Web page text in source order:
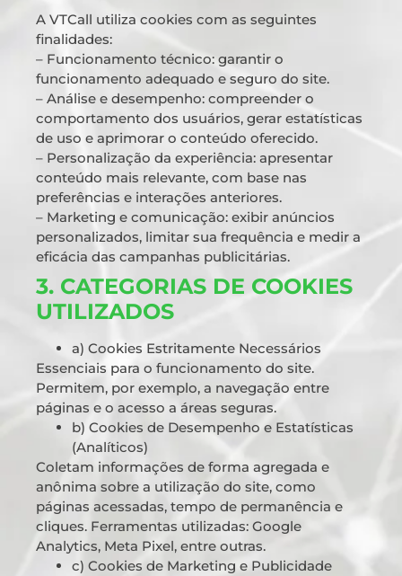
A VTCall utiliza cookies com as seguintes
finalidades:
– Funcionamento técnico: garantir o
funcionamento adequado e seguro do site.
– Análise e desempenho: compreender o
comportamento dos usuários, gerar estatísticas
de uso e aprimorar o conteúdo oferecido.
– Personalização da experiência: apresentar
conteúdo mais relevante, com base nas
preferências e interações anteriores.
– Marketing e comunicação: exibir anúncios
personalizados, limitar sua frequência e medir a
eficácia das campanhas publicitárias.
3. CATEGORIAS DE COOKIES
UTILIZADOS
a) Cookies Estritamente Necessários
Essenciais para o funcionamento do site.
Permitem, por exemplo, a navegação entre
páginas e o acesso a áreas seguras.
b) Cookies de Desempenho e Estatísticas
(Analíticos)
Coletam informações de forma agregada e
anônima sobre a utilização do site, como
páginas acessadas, tempo de permanência e
cliques. Ferramentas utilizadas: Google
Analytics, Meta Pixel, entre outras.
c) Cookies de Marketing e Publicidade